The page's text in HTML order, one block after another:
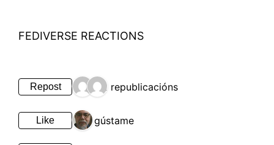
FEDIVERSE REACTIONS
Repost 2 republicacións
Like 1 gústame